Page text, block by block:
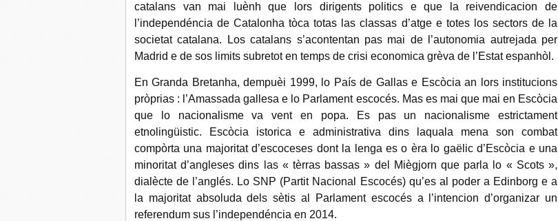
catalans van mai luènh que lors dirigents politics e que la reivendicacion de
l’independéncia de Catalonha tòca totas las classas d’atge e totes los sectors de la
societat catalana. Los catalans s’acontentan pas mai de l’autonomia autrejada per
Madrid e de sos limits subretot en temps de crisi economica grèva de l’Estat espanhòl.
En Granda Bretanha, dempuèi 1999, lo País de Gallas e Escòcia an lors institucions
pròprias : l’Amassada gallesa e lo Parlament escocés. Mas es mai que mai en Escòcia
que lo nacionalisme va vent en popa. Es pas un nacionalisme estrictament
etnolingüistic. Escòcia istorica e administrativa dins laquala mena son combat
compòrta una majoritat d’escoceses dont la lenga es o èra lo gaëlic d’Escòcia e una
minoritat d’angleses dins las « tèrras bassas » del Miègjorn que parla lo « Scots »,
dialècte de l’anglés. Lo SNP (Partit Nacional Escocés) qu’es al poder a Edinborg e a
la majoritat absoluda dels sètis al Parlament escocés a l’intencion d’organizar un
referendum sus l’independéncia en 2014.